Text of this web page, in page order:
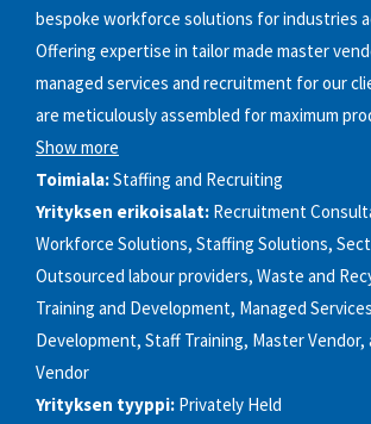
bespoke workforce solutions for industries
Offering expertise in tailor made master
managed services and recruitment for our
are meticulously assembled for maximum
Show more
Toimiala:Staffing and Recruiting
Yrityksen erikoisalat: Recruitment
Workforce Solutions, Staffing Solutions,
Outsourced labour providers, Waste and
Training and Development, Managed
Development, Staff Training, Master Vendor,
Vendor
Yrityksen tyyppi: Privately Held